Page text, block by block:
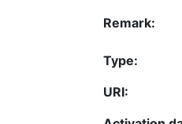
Remark:
Type:
URI: